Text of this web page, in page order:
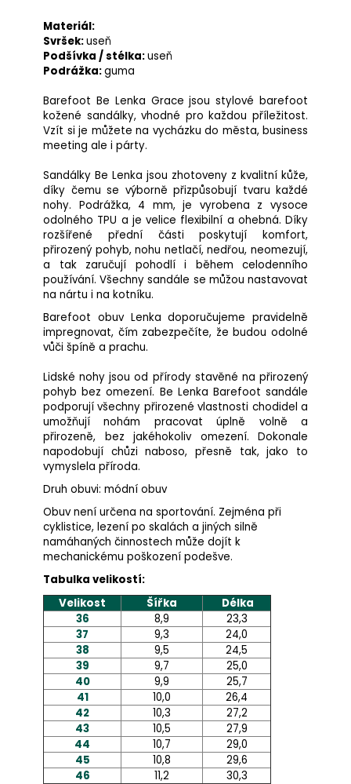
Materiál:
Svršek:useň
Podšívka / stélka:useň
Podrážka:guma
Barefoot Be Lenka Grace jsou stylové barefoot
kožené sandálky, vhodné pro každou příležitost.
Vzít si je můžete na vycházku do města, business
meeting ale i párty.
Sandálky Be Lenka jsou zhotoveny z kvalitní kůže,
díky čemu se výborně přizpůsobují tvaru každé
nohy. Podrážka, 4 mm, je vyrobena z vysoce
odolného TPU a je velice flexibilní a ohebná. Díky
rozšířené přední části poskytují komfort,
přirozený pohyb, nohu netlačí, nedřou, neomezují,
a tak zaručují pohodlí i během celodenního
používání. Všechny sandále se můžou nastavovat
na nártu i na kotníku.
Barefoot obuv Lenka doporučujeme pravidelně
impregnovat, čím zabezpečíte, že budou odolné
vůči špíně a prachu.
Lidské nohy jsou od přírody stavěné na přirozený
pohyb bez omezení. Be Lenka Barefoot sandále
podporují všechny přirozené vlastnosti chodidel a
umožňují nohám pracovat úplně volně a
přirozeně, bez jakéhokoliv omezení. Dokonale
napodobují chůzi naboso, přesně tak, jako to
vymyslela příroda.
Druh obuvi: módní obuv
Obuv není určena na sportování. Zejména při
cyklistice, lezení po skalách a jiných silně
namáhaných činnostech může dojít k
mechanickému poškození podešve.
Tabulka velikostí:
Velikost
Šířka
Délka
36
8,9
23,3
37
9,3
24,0
38
9,5
24,5
39
9,7
25,0
40
9,9
25,7
41
10,0
26,4
42
10,3
27,2
43
10,5
27,9
44
10,7
29,0
45
10,8
29,6
46
11,2 30,3